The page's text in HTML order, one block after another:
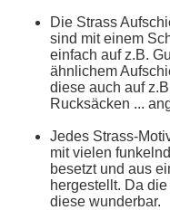
Die Strass
sind mit einem
einfach auf z.B.
ähnlichem
diese auch auf
Rucksäcken ...
Jedes Strass-
mit vielen
besetzt und aus
hergestellt. Da
diese wunderbar.